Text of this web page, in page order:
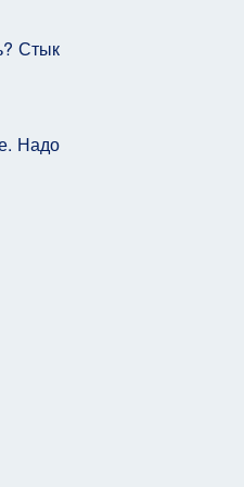
Стык
Надо